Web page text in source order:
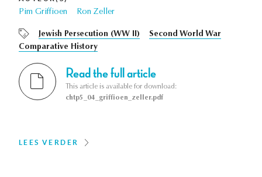
Pim Griffioen Ron Zeller
Jewish Persecution (WW II)
Second World War
Comparative History
Read the full article
This article is available for download:
chtp5_04_griffioen_zeller.pdf
LEES VERDER